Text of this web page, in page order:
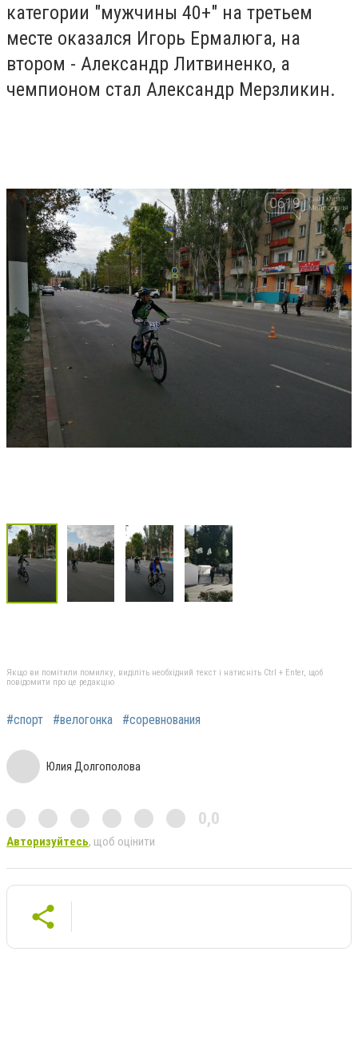
категории "мужчины 40+" на третьем
месте оказался Игорь Ермалюга, на
втором - Александр Литвиненко, а
чемпионом стал Александр Мерзликин.
Якщо ви помітили помилку, виділіть необхідний текст і натисніть Ctrl + Enter, щоб
повідомити про це редакцію
#спорт #велогонка #соревнования
Юлия Долгополова
0,0
Авторизуйтесь, щоб оцінити